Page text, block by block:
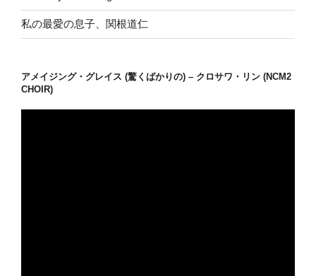
私の最愛の息子、関根道仁
アメイジング・グレイス (驚くばかりの) – クロサワ・リン (NCM2
CHOIR)